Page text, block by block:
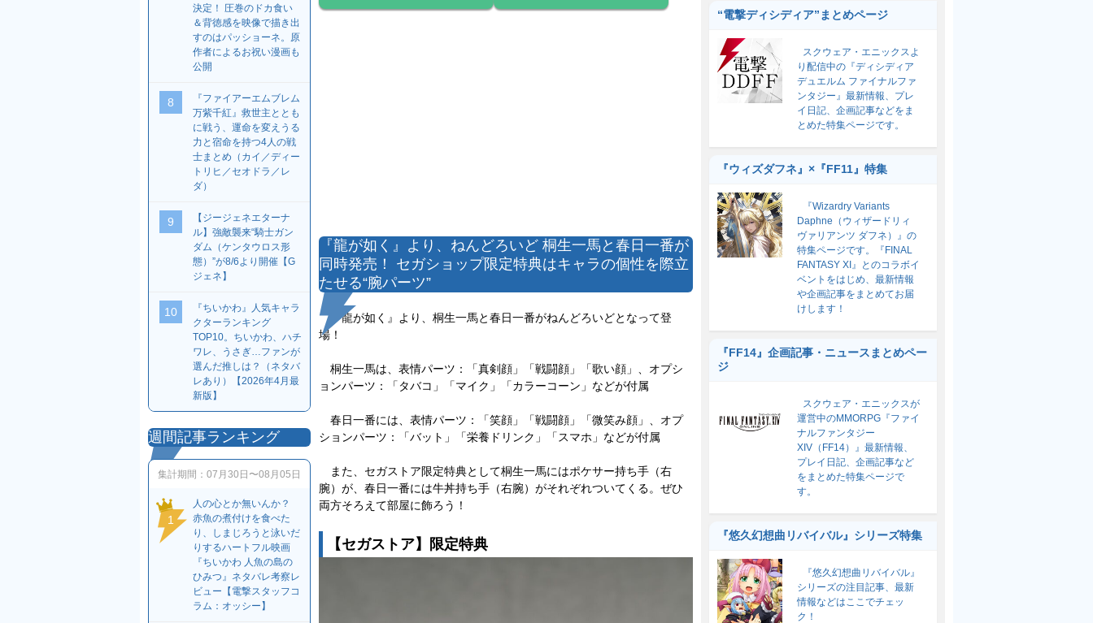
『龍が如く』より、ねんどろいど 桐生一馬と春日一番が
同時発売！ セガショップ限定特典はキャラの個性を際立
たせる“腕パーツ”
『龍が如く』より、桐生一馬と春日一番がねんどろいどとなって登
場！
桐生一馬は、表情パーツ：「真剣顔」「戦闘顔」「歌い顔」、オプシ
ョンパーツ：「タバコ」「マイク」「カラーコーン」などが付属
春日一番には、表情パーツ：「笑顔」「戦闘顔」「微笑み顔」、オプ
ションパーツ：「バット」「栄養ドリンク」「スマホ」などが付属
また、セガストア限定特典として桐生一馬にはポケサー持ち手（右
腕）が、春日一番には牛丼持ち手（右腕）がそれぞれついてくる。ぜひ
両方そろえて部屋に飾ろう！
【セガストア】限定特典
決定！ 圧巻のドカ食い
＆背徳感を映像で描き出
すのはパッショーネ。原
作者によるお祝い漫画も
公開
8
『ファイアーエムブレム
万紫千紅』救世主ととも
に戦う、運命を変えうる
力と宿命を持つ4人の戦
士まとめ（カイ／ディー
トリヒ／セオドラ／レ
ダ）
9
【ジージェネエターナ
ル】強敵襲来“騎士ガン
ダム（ケンタウロス形
態）”が8/6より開催【G
ジェネ】
10
『ちいかわ』人気キャラ
クターランキング
TOP10。ちいかわ、ハチ
ワレ、うさぎ…ファンが
選んだ推しは？（ネタバ
レあり）【2026年4月最
新版】
週間記事ランキング
集計期間： 07月30日〜08月05日
1
人の心とか無いんか？
赤魚の煮付けを食べた
り、しまじろうと泳いだ
りするハートフル映画
『ちいかわ 人魚の島の
ひみつ』ネタバレ考察レ
ビュー【電撃スタッフコ
ラム：オッシー】
“電撃ディシディア”まとめページ
スクウェア・エニックスよ
り配信中の『ディシディア
デュエルム ファイナルファ
ンタジー』最新情報、プレ
イ日記、企画記事などをま
とめた特集ページです。
『ウィズダフネ』×『FF11』特集
『Wizardry Variants
Daphne（ウィザードリィ
ヴァリアンツ ダフネ）』の
特集ページです。『FINAL
FANTASY XI』とのコラボイ
ベントをはじめ、最新情報
や企画記事をまとめてお届
けします！
『FF14』企画記事・ニュースまとめペー
ジ
スクウェア・エニックスが
運営中のMMORPG『ファイ
ナルファンタジー
XIV（FF14）』最新情報、
プレイ日記、企画記事など
をまとめた特集ページで
す。
『悠久幻想曲リバイバル』シリーズ特集
『悠久幻想曲リバイバル』
シリーズの注目記事、最新
情報などはここでチェッ
ク！